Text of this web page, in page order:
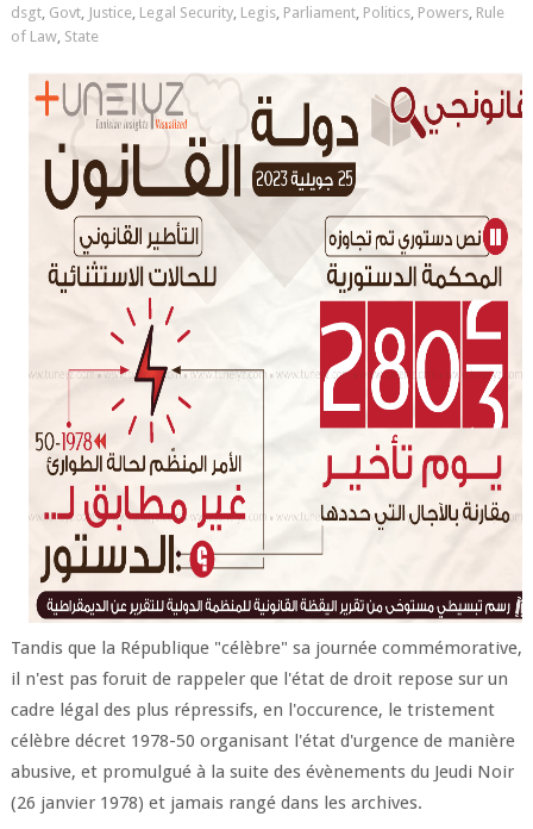
dsgt, Govt, Justice, Legal Security, Legis, Parliament, Politics, Powers, Rule
of Law, State
Tandis que la République "célèbre" sa journée commémorative,
il n'est pas foruit de rappeler que l'état de droit repose sur un
cadre légal des plus répressifs, en l'occurence, le tristement
célèbre décret 1978-50 organisant l'état d'urgence de manière
abusive, et promulgué à la suite des évènements du Jeudi Noir
(26 janvier 1978) et jamais rangé dans les archives.